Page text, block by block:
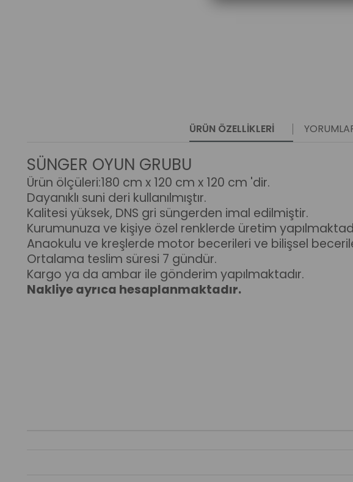
ÜRÜN ÖZELLIKLERI
SÜNGER OYUN GRUBU
Ürün ölçüleri:180 cm x 120 cm x 120 cm 'dir.
Dayanıklı suni deri kullanılmıştır.
Kalitesi yüksek, DNS gri süngerden imal edilmiştir.
Kurumunuza ve kişiye özel renklerde üretim
Anaokulu ve kreşlerde motor becerileri ve bilişsel
Ortalama teslim süresi 7 gündür.
Kargo ya da ambar ile gönderim yapılmaktadır.
Nakliye ayrıca hesaplanmaktadır.